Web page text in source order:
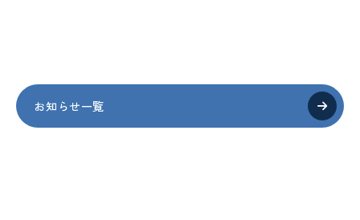
お知らせ一覧